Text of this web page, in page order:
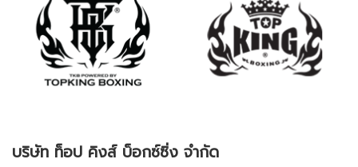
บริษัท ท็อป คิงส์ บ็อกซ์ซิ่ง จำกัด